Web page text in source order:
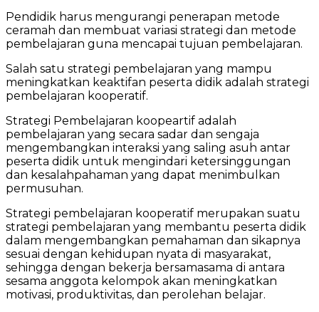
Pendidik harus mengurangi penerapan metode
ceramah dan membuat variasi strategi dan metode
pembelajaran guna mencapai tujuan pembelajaran.
Salah satu strategi pembelajaran yang mampu
meningkatkan keaktifan peserta didik adalah strategi
pembelajaran kooperatif.
Strategi Pembelajaran koopeartif adalah
pembelajaran yang secara sadar dan sengaja
mengembangkan interaksi yang saling asuh antar
peserta didik untuk mengindari ketersinggungan
dan kesalahpahaman yang dapat menimbulkan
permusuhan.
Strategi pembelajaran kooperatif merupakan suatu
strategi pembelajaran yang membantu peserta didik
dalam mengembangkan pemahaman dan sikapnya
sesuai dengan kehidupan nyata di masyarakat,
sehingga dengan bekerja bersamasama di antara
sesama anggota kelompok akan meningkatkan
motivasi, produktivitas, dan perolehan belajar.